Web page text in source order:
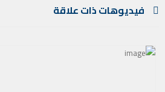
فيديوهات ذات علاقة